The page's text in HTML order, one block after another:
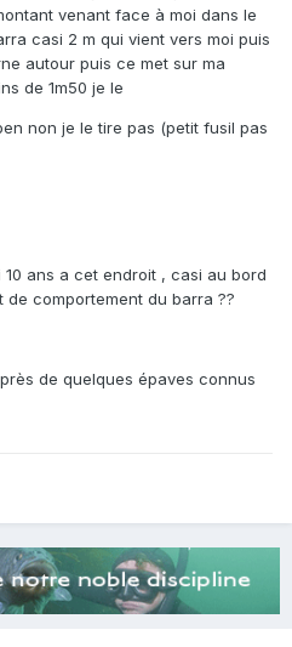
venant face à moi dans le
casi 2 m qui vient vers moi puis
autour puis ce met sur ma
de 1m50 je le
non je le tire pas (petit fusil pas
ans a cet endroit , casi au bord
comportement du barra ??
de quelques épaves connus